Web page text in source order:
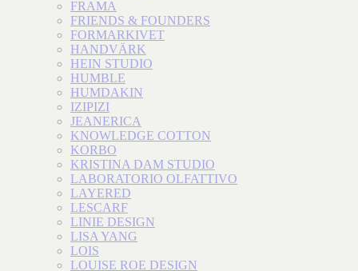
FRAMA
FRIENDS & FOUNDERS
FORMARKIVET
HANDVÄRK
HEIN STUDIO
HUMBLE
HUMDAKIN
IZIPIZI
JEANERICA
KNOWLEDGE COTTON
KORBO
KRISTINA DAM STUDIO
LABORATORIO OLFATTIVO
LAYERED
LESCARF
LINIE DESIGN
LISA YANG
LOIS
LOUISE ROE DESIGN